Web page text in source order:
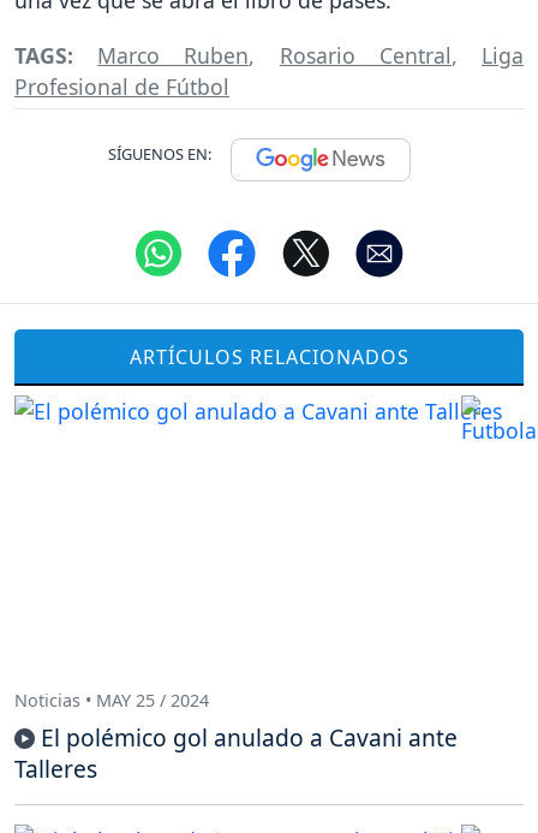
TAGS: Marco Ruben, Rosario Central, Liga
Profesional de Fútbol
SÍGUENOS EN:
ARTÍCULOS RELACIONADOS
Noticias • MAY 25 / 2024
El polémico gol anulado a Cavani ante
Talleres